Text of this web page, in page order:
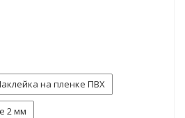
на пленке ПВХ
2 мм